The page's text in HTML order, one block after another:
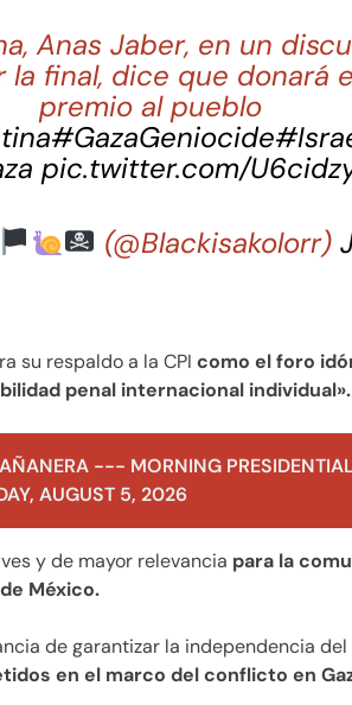
Anas Jaber, en un
la final, dice que donará
premio al pueblo
#GazaGeniocide
pic.twitter.com/
(@Blackisakolorr)
su respaldo a la CPI como el foro
penal internacional individual».
--- MORNING
AUGUST 5, 2026
y de mayor relevancia para la
México.
de garantizar la independencia
en el marco del conflicto en